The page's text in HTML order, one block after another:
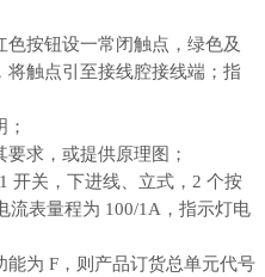
按钮设一常闭触点，绿色及
触点引至接线腔接线端；指
求，或提供原理图；
开关，下进线、立式，2 个按
流表量程为 100/1A，指示灯电
能为 F，则产品订货总单元代号